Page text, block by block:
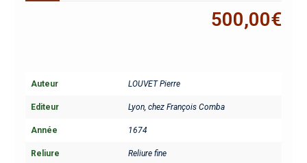
500,00€
Auteur LOUVET Pierre
Editeur Lyon, chez François Comba
Année 1674
Reliure Reliure fine